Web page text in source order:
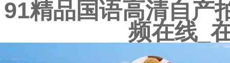
91精品国语高清自产
频在线_